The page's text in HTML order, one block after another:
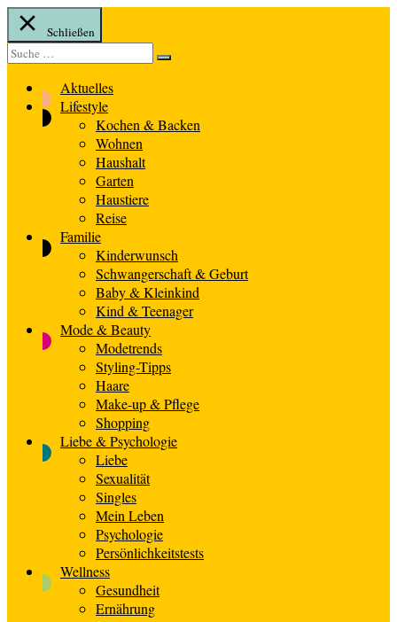
Schließen
Suche
nach:
Suche
Aktuelles
Lifestyle
Kochen & Backen
Wohnen
Haushalt
Garten
Haustiere
Reise
Familie
Kinderwunsch
Schwangerschaft & Geburt
Baby & Kleinkind
Kind & Teenager
Mode & Beauty
Modetrends
Styling-Tipps
Haare
Make-up & Pflege
Shopping
Liebe & Psychologie
Liebe
Sexualität
Singles
Mein Leben
Psychologie
Persönlichkeitstests
Wellness
Gesundheit
Ernährung